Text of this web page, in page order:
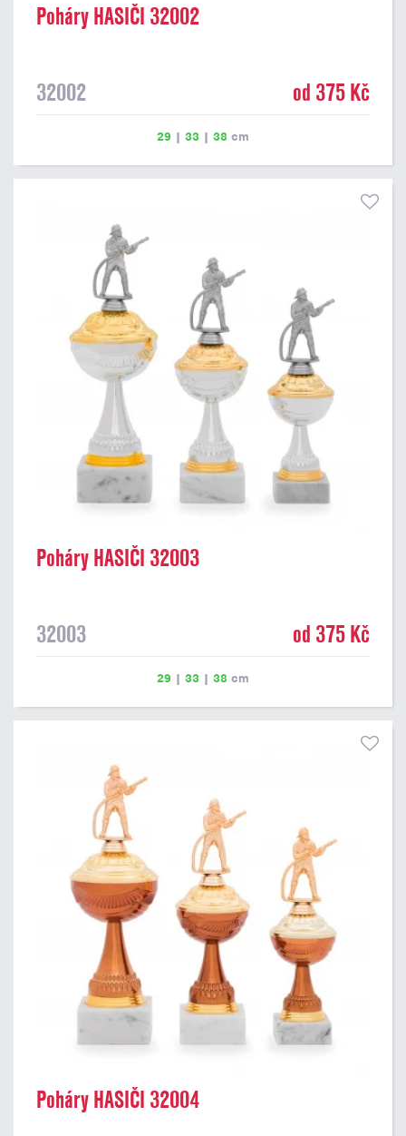
Poháry HASIČI 32002
32002 od 375 Kč
29 | 33 | 38 cm
Poháry HASIČI 32003
32003 od 375 Kč
29 | 33 | 38 cm
Poháry HASIČI 32004